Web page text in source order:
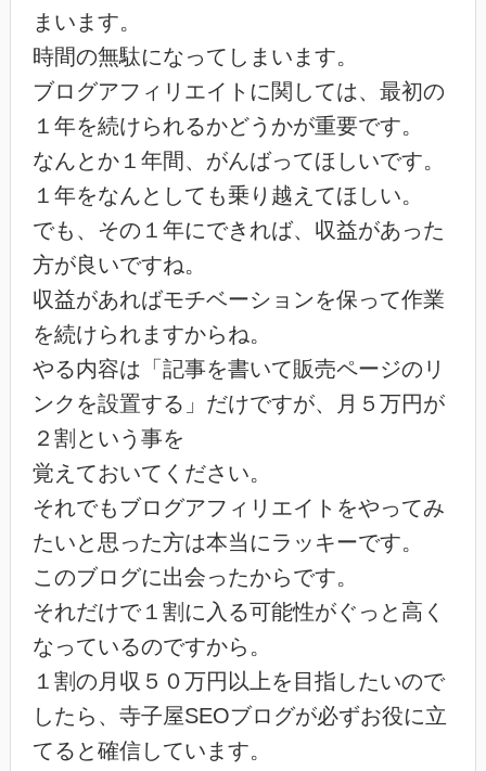
まいます。
時間の無駄になってしまいます。
ブログアフィリエイトに関しては、最初の
１年を続けられるかどうかが重要です。
なんとか１年間、がんばってほしいです。
１年をなんとしても乗り越えてほしい。
でも、その１年にできれば、収益があった
方が良いですね。
収益があればモチベーションを保って作業
を続けられますからね。
やる内容は「記事を書いて販売ページのリ
ンクを設置する」だけですが、月５万円が
２割という事を
覚えておいてください。
それでもブログアフィリエイトをやってみ
たいと思った方は本当にラッキーです。
このブログに出会ったからです。
それだけで１割に入る可能性がぐっと高く
なっているのですから。
１割の月収５０万円以上を目指したいので
したら、寺子屋SEOブログが必ずお役に立
てると確信しています。